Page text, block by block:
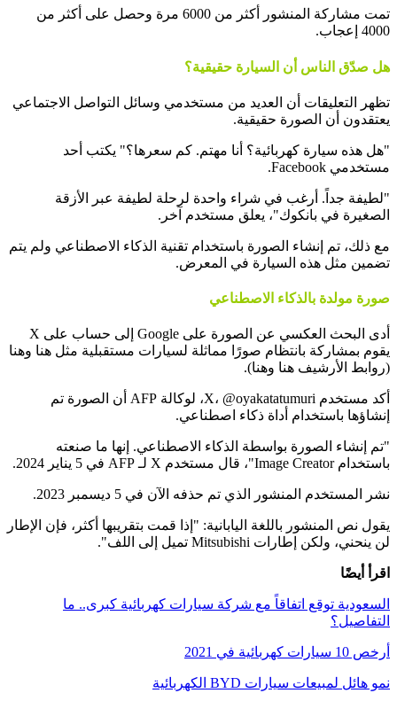
تمت مشاركة المنشور أكثر من 6000 مرة وحصل على أكثر من
4000 إعجاب.
هل صدّق الناس أن السيارة حقيقية؟
تظهر التعليقات أن العديد من مستخدمي وسائل التواصل الاجتماعي
يعتقدون أن الصورة حقيقية.
"هل هذه سيارة كهربائية؟ أنا مهتم. كم سعرها؟" يكتب أحد
مستخدمي Facebook.
"لطيفة جداً. أرغب في شراء واحدة لرحلة لطيفة عبر الأزقة
الصغيرة في بانكوك"، يعلق مستخدم آخر.
مع ذلك، تم إنشاء الصورة باستخدام تقنية الذكاء الاصطناعي ولم يتم
تضمين مثل هذه السيارة في المعرض.
صورة مولدة بالذكاء الاصطناعي
أدى البحث العكسي عن الصورة على Google إلى حساب على X
يقوم بمشاركة بانتظام صورًا مماثلة لسيارات مستقبلية مثل هنا وهنا
(روابط الأرشيف هنا وهنا).
أكد مستخدم X، @oyakatatumuri، لوكالة AFP أن الصورة تم
إنشاؤها باستخدام أداة ذكاء اصطناعي.
"تم إنشاء الصورة بواسطة الذكاء الاصطناعي. إنها ما صنعته
باستخدام Image Creator"، قال مستخدم X لـ AFP في 5 يناير 2024.
نشر المستخدم المنشور الذي تم حذفه الآن في 5 ديسمبر 2023.
يقول نص المنشور باللغة اليابانية: "إذا قمت بتقريبها أكثر، فإن الإطار
لن ينحني، ولكن إطارات Mitsubishi تميل إلى اللف".
اقرأ أيضًا
السعودية توقع اتفاقاً مع شركة سيارات كهربائية كبرى.. ما
التفاصيل؟
أرخص 10 سيارات كهربائية في 2021
نمو هائل لمبيعات سيارات BYD الكهربائية